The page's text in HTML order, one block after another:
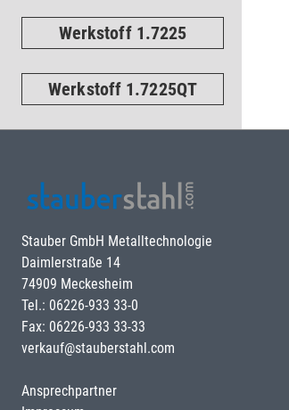
Werkstoff 1.7225
Werkstoff 1.7225QT
Stauber GmbH Metalltechnologie
Daimlerstraße 14
74909 Meckesheim
Tel.: 06226-933 33-0
Fax: 06226-933 33-33
verkauf@stauberstahl.com
Ansprechpartner